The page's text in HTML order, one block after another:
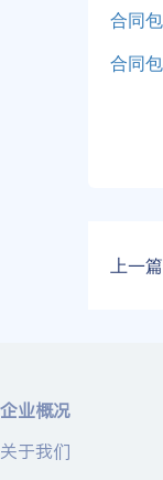
合同
合同
上一篇
企业概况
关于我们